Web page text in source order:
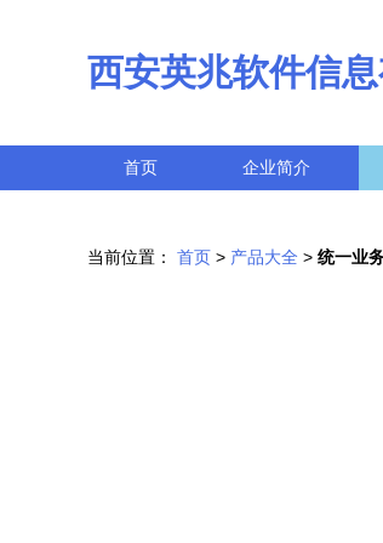
西安英兆软件信
首页 企业简介
当前位置： 首页 > 产品大全 > 统一业